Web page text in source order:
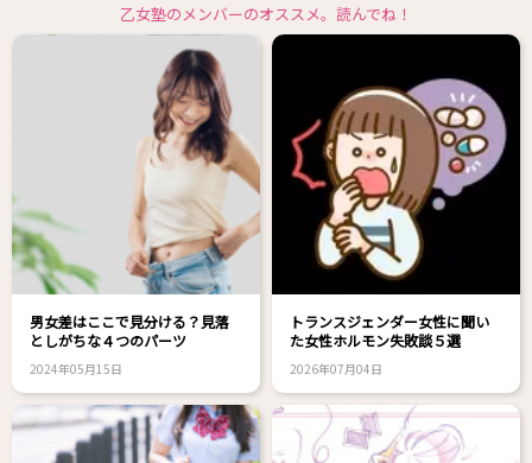
乙女塾のメンバーのオススメ。読んでね！
男女差はここで見分ける？見落
としがちな４つのパーツ
2024年05月15日
トランスジェンダー女性に聞い
た女性ホルモン失敗談５選
2026年07月04日